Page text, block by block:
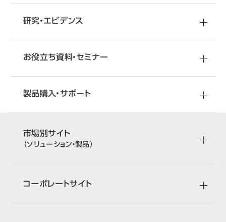
研究・エビデンス
お役立ち資料・セミナー
製品購入・サポート
市場別サイト
（ソリューション・製品）
コーポレートサイト